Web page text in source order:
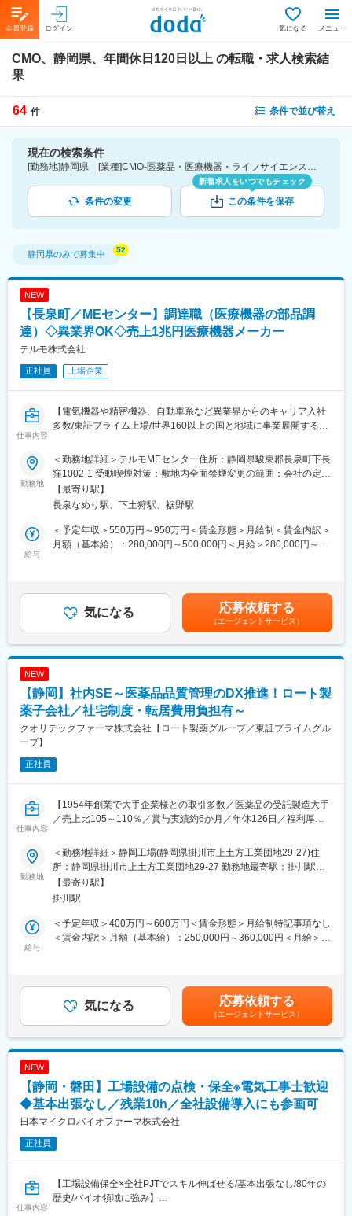
会員登録 ログイン 気になる メニュー
CMO、静岡県、年間休日120日以上 の転職・求人検索結
果
64 件 条件で並び替え
現在の検索条件
[勤務地]静岡県 [業種]CMO-医薬品・医療機器・ライフサイエンス・医療系サービス [こだわり条件ピックアップ]年間休日120日以上 [詳細条件](休日・働き方)年間休日120日以上
条件の変更
新着求人をいつでもチェック
この条件を保存
静岡県のみで募集中
NEW
【長泉町／MEセンター】調達職（医療機器の部品調
達）◇異業界OK◇売上1兆円医療機器メーカー
テルモ株式会社
正社員 上場企業
仕事内容
【電気機器や精密機器、自動車系など異業界からのキャリア入社
多数/東証プライム上場/世界160以上の国と地域に事業展開する大
■採用背景：
テルモでは、一般家庭用の体温計や血圧計から、病院用の体温
計、血圧計、輸液ポンプなど、医療用電子機器（ME機器）に関す
る幅広い製品ラインナップを持っています。本ポジションでは、
電子医療機器の部品調達力強化のため増員募集をいたします。
・外部委託先への完成品（半製品）発注業務（基幹発注システム
使用）
※供給業者…国内9：海外1
■ミッション：
・残業：月20時間程度
・フレックス制度：活用可
ースです
・出張：国内サプライヤへの訪問が月数回程度発生する可能性あ
り
※同社の離職率は2%程度です
■組織構成：
配属先は10名程が在籍しており、様々なバックグラウンドを持っ
MEセンターは、静岡県立がんセンターから徒歩5分の立地。手術
室、集中治療室、病室で不可欠な輸液ポンプやシリンジポンプ、
体外循環装置置遠遠ポンプ駆動装置などの医療機器の開発、改
現千円札にも描かれている「北里柴三郎博士」が発起人となり、
1921年に創業され、100年以上医療に貢献をしてきた当社。国産
初の体温計製造からスタートし、今では5万点以上の製品を160以
上の国と地域に展開している総合医療機器メーカーです。「医療
向けて成長を続けています
勤務地
＜勤務地詳細＞テルモMEセンター住所：静岡県駿東郡長泉町下長
窪1002-1 受動喫煙対策：敷地内全面禁煙変更の範囲：会社の定め
る事業所（リモートワーク含む）
【最寄り駅】
長泉なめり駅、下土狩駅、裾野駅
給与
＜予定年収＞550万円～950万円＜賃金形態＞月給制＜賃金内訳＞
月額（基本給）：280,000円～500,000円＜月給＞280,000円～
までも目安の金額であり、選考を通じて上下する可能性がありま
す。月給(月額)は固定手当を含めた表記です。
気になる 応募依頼する
（エージェントサービス）
NEW
【静岡】社内SE～医薬品品質管理のDX推進！ロート製
薬子会社／社宅制度・転居費用負担有～
クオリテックファーマ株式会社【ロート製薬グループ／東証プライムグル
ープ】
正社員
仕事内容
【1954年創業で大手企業様との取引多数／医薬品の受託製造大手
／売上比105～110％／賞与実績約6か月／年休126日／福利厚生
医薬品・医薬部外品の製造受託を行う当社にて、静岡工場の医薬
品の品質管理業務全般をご担当いただきます。
■業務内容
・試験手順書（ＳＯＰ）および試験記録書の作成
・試験機器の校正および日常点検
の取引もあります。
★入社後はOJT研修にて業務に慣れていただきます。ご経験や希
望に応じて、マネジメントや管理職へのキャリアアップも可能で
解・コーティング・充てん・装栓・包装・表示
・医薬部外品：充てん・装栓・包装・表示
否は会社承認になりますが、入社から8年間までご利用できます。
また、遠方の方については転居費用の負担もさせていただきま
勤務地
＜勤務地詳細＞静岡工場(静岡県掛川市上土方工業団地29-27)住
所：静岡県掛川市上土方工業団地29-27 勤務地最寄駅：掛川駅線
受動喫煙対策：屋内全面禁煙変更の範囲：会社の定める事業所
【最寄り駅】
掛川駅
給与
＜予定年収＞400万円～600万円＜賃金形態＞月給制特記事項なし
＜賃金内訳＞月額（基本給）：250,000円～360,000円＜月給＞
り、選考を通じて上下する可能性があります。月給(月額)は固定手
当を含めた表記です。
気になる 応募依頼する
（エージェントサービス）
NEW
【静岡・磐田】工場設備の点検・保全※電気工事士歓迎
◆基本出張なし／残業10h／全社設備導入にも参画可
日本マイクロバイオファーマ株式会社
正社員
仕事内容
【工場設備保全×全社PJTでスキル伸ばせる/基本出張なし/80年の
歴史/バイオ領域に強み】